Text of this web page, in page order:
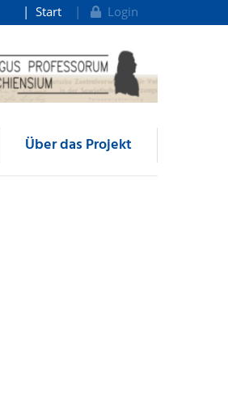
Start Login
Über das Projekt